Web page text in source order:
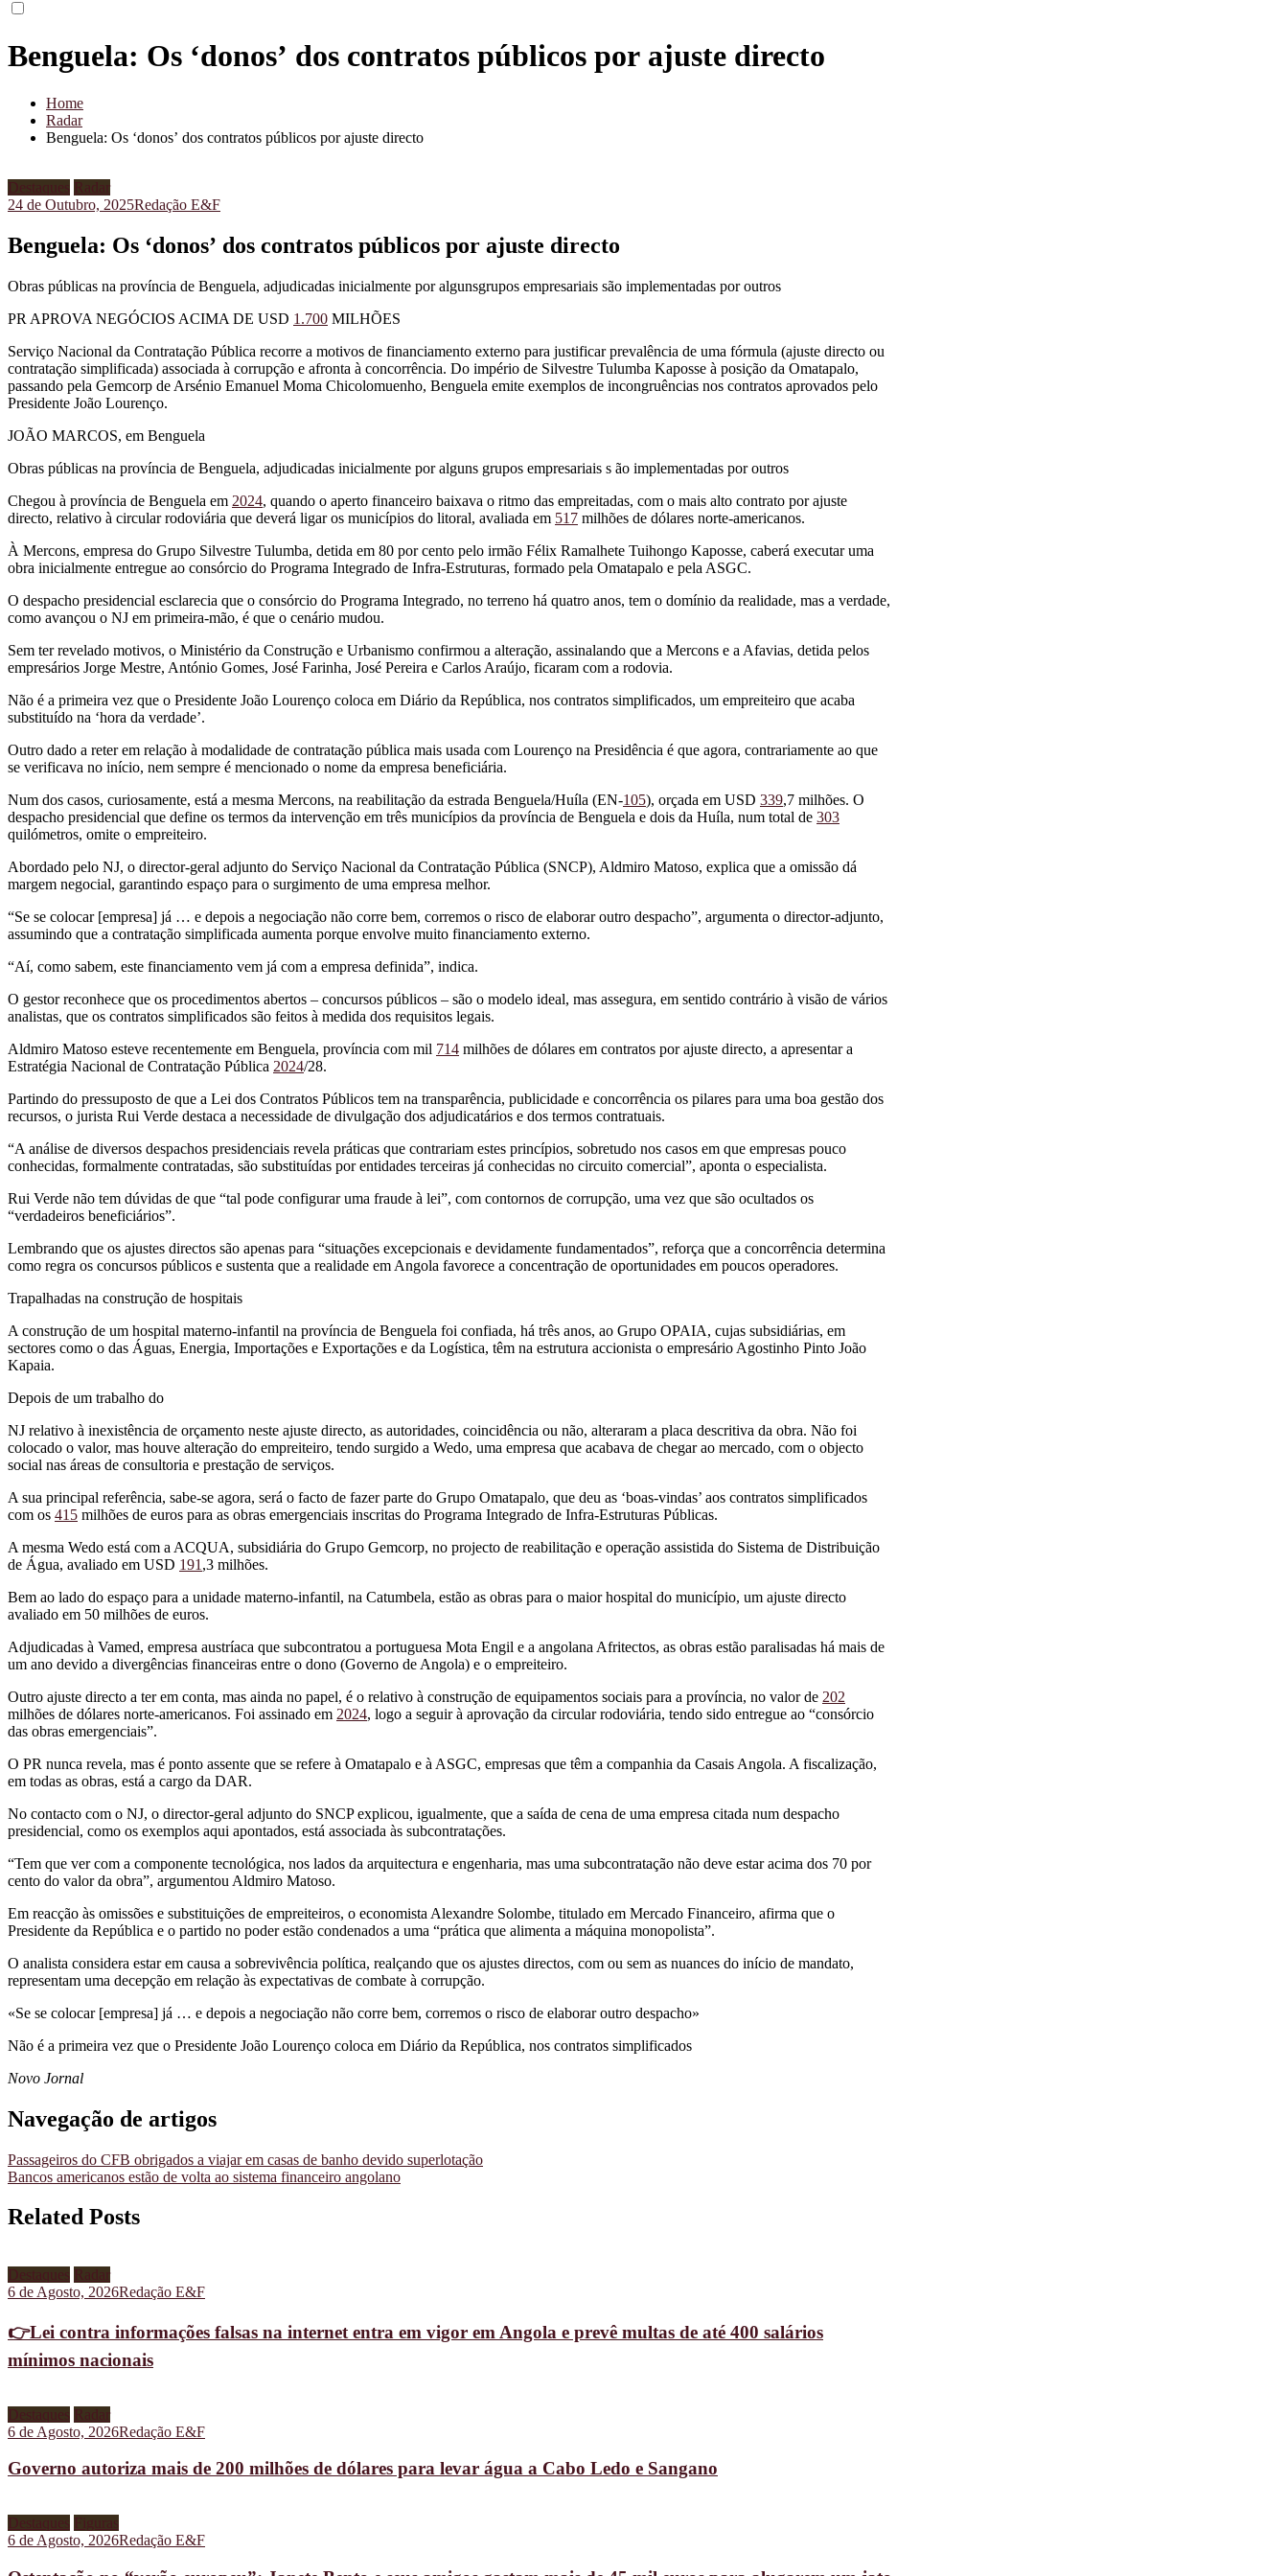
Benguela: Os ‘donos’ dos contratos públicos por ajuste directo
Home
Radar
Benguela: Os ‘donos’ dos contratos públicos por ajuste directo
Destaques Radar
24 de Outubro, 2025Redação E&F
Benguela: Os ‘donos’ dos contratos públicos por ajuste directo
Obras públicas na província de Benguela, adjudicadas inicialmente por algunsgrupos empresariais são implementadas por outros
PR APROVA NEGÓCIOS ACIMA DE USD 1.700 MILHÕES
Serviço Nacional da Contratação Pública recorre a motivos de financiamento externo para justificar prevalência de uma fórmula (ajuste directo ou
contratação simplificada) associada à corrupção e afronta à concorrência. Do império de Silvestre Tulumba Kaposse à posição da Omatapalo,
passando pela Gemcorp de Arsénio Emanuel Moma Chicolomuenho, Benguela emite exemplos de incongruências nos contratos aprovados pelo
Presidente João Lourenço.
JOÃO MARCOS, em Benguela
Obras públicas na província de Benguela, adjudicadas inicialmente por alguns grupos empresariais s ão implementadas por outros
Chegou à província de Benguela em 2024, quando o aperto financeiro baixava o ritmo das empreitadas, com o mais alto contrato por ajuste
directo, relativo à circular rodoviária que deverá ligar os municípios do litoral, avaliada em 517 milhões de dólares norte-americanos.
À Mercons, empresa do Grupo Silvestre Tulumba, detida em 80 por cento pelo irmão Félix Ramalhete Tuihongo Kaposse, caberá executar uma
obra inicialmente entregue ao consórcio do Programa Integrado de Infra-Estruturas, formado pela Omatapalo e pela ASGC.
O despacho presidencial esclarecia que o consórcio do Programa Integrado, no terreno há quatro anos, tem o domínio da realidade, mas a verdade,
como avançou o NJ em primeira-mão, é que o cenário mudou.
Sem ter revelado motivos, o Ministério da Construção e Urbanismo confirmou a alteração, assinalando que a Mercons e a Afavias, detida pelos
empresários Jorge Mestre, António Gomes, José Farinha, José Pereira e Carlos Araújo, ficaram com a rodovia.
Não é a primeira vez que o Presidente João Lourenço coloca em Diário da República, nos contratos simplificados, um empreiteiro que acaba
substituído na ‘hora da verdade’.
Outro dado a reter em relação à modalidade de contratação pública mais usada com Lourenço na Presidência é que agora, contrariamente ao que
se verificava no início, nem sempre é mencionado o nome da empresa beneficiária.
Num dos casos, curiosamente, está a mesma Mercons, na reabilitação da estrada Benguela/Huíla (EN-105), orçada em USD 339,7 milhões. O
despacho presidencial que define os termos da intervenção em três municípios da província de Benguela e dois da Huíla, num total de 303
quilómetros, omite o empreiteiro.
Abordado pelo NJ, o director-geral adjunto do Serviço Nacional da Contratação Pública (SNCP), Aldmiro Matoso, explica que a omissão dá
margem negocial, garantindo espaço para o surgimento de uma empresa melhor.
“Se se colocar [empresa] já … e depois a negociação não corre bem, corremos o risco de elaborar outro despacho”, argumenta o director-adjunto,
assumindo que a contratação simplificada aumenta porque envolve muito financiamento externo.
“Aí, como sabem, este financiamento vem já com a empresa definida”, indica.
O gestor reconhece que os procedimentos abertos – concursos públicos – são o modelo ideal, mas assegura, em sentido contrário à visão de vários
analistas, que os contratos simplificados são feitos à medida dos requisitos legais.
Aldmiro Matoso esteve recentemente em Benguela, província com mil 714 milhões de dólares em contratos por ajuste directo, a apresentar a
Estratégia Nacional de Contratação Pública 2024/28.
Partindo do pressuposto de que a Lei dos Contratos Públicos tem na transparência, publicidade e concorrência os pilares para uma boa gestão dos
recursos, o jurista Rui Verde destaca a necessidade de divulgação dos adjudicatários e dos termos contratuais.
“A análise de diversos despachos presidenciais revela práticas que contrariam estes princípios, sobretudo nos casos em que empresas pouco
conhecidas, formalmente contratadas, são substituídas por entidades terceiras já conhecidas no circuito comercial”, aponta o especialista.
Rui Verde não tem dúvidas de que “tal pode configurar uma fraude à lei”, com contornos de corrupção, uma vez que são ocultados os
“verdadeiros beneficiários”.
Lembrando que os ajustes directos são apenas para “situações excepcionais e devidamente fundamentados”, reforça que a concorrência determina
como regra os concursos públicos e sustenta que a realidade em Angola favorece a concentração de oportunidades em poucos operadores.
Trapalhadas na construção de hospitais
A construção de um hospital materno-infantil na província de Benguela foi confiada, há três anos, ao Grupo OPAIA, cujas subsidiárias, em
sectores como o das Águas, Energia, Importações e Exportações e da Logística, têm na estrutura accionista o empresário Agostinho Pinto João
Kapaia.
Depois de um trabalho do
NJ relativo à inexistência de orçamento neste ajuste directo, as autoridades, coincidência ou não, alteraram a placa descritiva da obra. Não foi
colocado o valor, mas houve alteração do empreiteiro, tendo surgido a Wedo, uma empresa que acabava de chegar ao mercado, com o objecto
social nas áreas de consultoria e prestação de serviços.
A sua principal referência, sabe-se agora, será o facto de fazer parte do Grupo Omatapalo, que deu as ‘boas-vindas’ aos contratos simplificados
com os 415 milhões de euros para as obras emergenciais inscritas do Programa Integrado de Infra-Estruturas Públicas.
A mesma Wedo está com a ACQUA, subsidiária do Grupo Gemcorp, no projecto de reabilitação e operação assistida do Sistema de Distribuição
de Água, avaliado em USD 191 ,3 milhões.
Bem ao lado do espaço para a unidade materno-infantil, na Catumbela, estão as obras para o maior hospital do município, um ajuste directo
avaliado em 50 milhões de euros.
Adjudicadas à Vamed, empresa austríaca que subcontratou a portuguesa Mota Engil e a angolana Afritectos, as obras estão paralisadas há mais de
um ano devido a divergências financeiras entre o dono (Governo de Angola) e o empreiteiro.
Outro ajuste directo a ter em conta, mas ainda no papel, é o relativo à construção de equipamentos sociais para a província, no valor de 202
milhões de dólares norte-americanos. Foi assinado em 2024, logo a seguir à aprovação da circular rodoviária, tendo sido entregue ao “consórcio
das obras emergenciais”.
O PR nunca revela, mas é ponto assente que se refere à Omatapalo e à ASGC, empresas que têm a companhia da Casais Angola. A fiscalização,
em todas as obras, está a cargo da DAR.
No contacto com o NJ, o director-geral adjunto do SNCP explicou, igualmente, que a saída de cena de uma empresa citada num despacho
presidencial, como os exemplos aqui apontados, está associada às subcontratações.
“Tem que ver com a componente tecnológica, nos lados da arquitectura e engenharia, mas uma subcontratação não deve estar acima dos 70 por
cento do valor da obra”, argumentou Aldmiro Matoso.
Em reacção às omissões e substituições de empreiteiros, o economista Alexandre Solombe, titulado em Mercado Financeiro, afirma que o
Presidente da República e o partido no poder estão condenados a uma “prática que alimenta a máquina monopolista”.
O analista considera estar em causa a sobrevivência política, realçando que os ajustes directos, com ou sem as nuances do início de mandato,
representam uma decepção em relação às expectativas de combate à corrupção.
«Se se colocar [empresa] já … e depois a negociação não corre bem, corremos o risco de elaborar outro despacho»
Não é a primeira vez que o Presidente João Lourenço coloca em Diário da República, nos contratos simplificados
Novo Jornal
Navegação de artigos
Passageiros do CFB obrigados a viajar em casas de banho devido superlotação
Bancos americanos estão de volta ao sistema financeiro angolano
Related Posts
Destaques Radar
6 de Agosto, 2026Redação E&F
👉Lei contra informações falsas na internet entra em vigor em Angola e prevê multas de até 400 salários
mínimos nacionais
Destaques Radar
6 de Agosto, 2026Redação E&F
Governo autoriza mais de 200 milhões de dólares para levar água a Cabo Ledo e Sangano
Destaques Figuras
6 de Agosto, 2026Redação E&F